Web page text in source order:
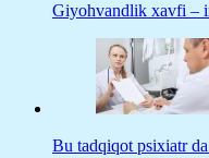
Giyohvandlik xavfi –
Bu tadqiqot psixiatr